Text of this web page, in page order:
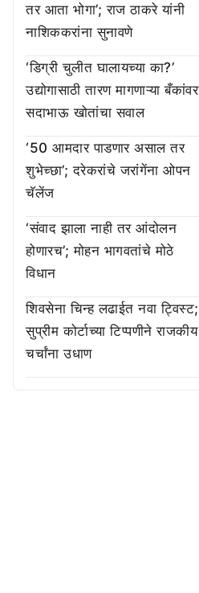
तर आता भोगा’; राज ठाकरे यांनी
नाशिककरांना सुनावणे
‘डिग्री चुलीत घालायच्या का?’
उद्योगासाठी तारण मागणाऱ्या बँकांवर
सदाभाऊ खोतांचा सवाल
‘50 आमदार पाडणार असाल तर
शुभेच्छा’; दरेकरांचे जरांगेंना ओपन
चॅलेंज
‘संवाद झाला नाही तर आंदोलन
होणारच’; मोहन भागवतांचे मोठे
विधान
शिवसेना चिन्ह लढाईत नवा ट्विस्ट;
सुप्रीम कोर्टाच्या टिप्पणीने राजकीय
चर्चांना उधाण